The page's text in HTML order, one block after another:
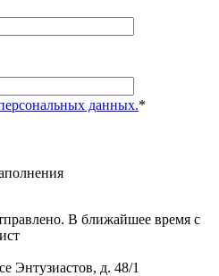
данных.*
В ближайшее время с
Энтузиастов, д. 48/1